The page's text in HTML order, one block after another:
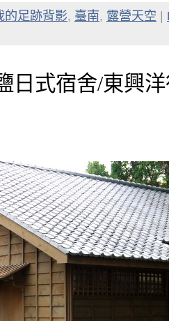
的足跡背影, 臺南, 露營天空
日式宿舍/東興